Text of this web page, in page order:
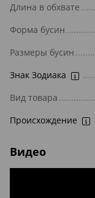
Длина в обхвате
Форма бусин
Размеры бусин
Знак Зодиака
Вид товара
Происхождение
Видео